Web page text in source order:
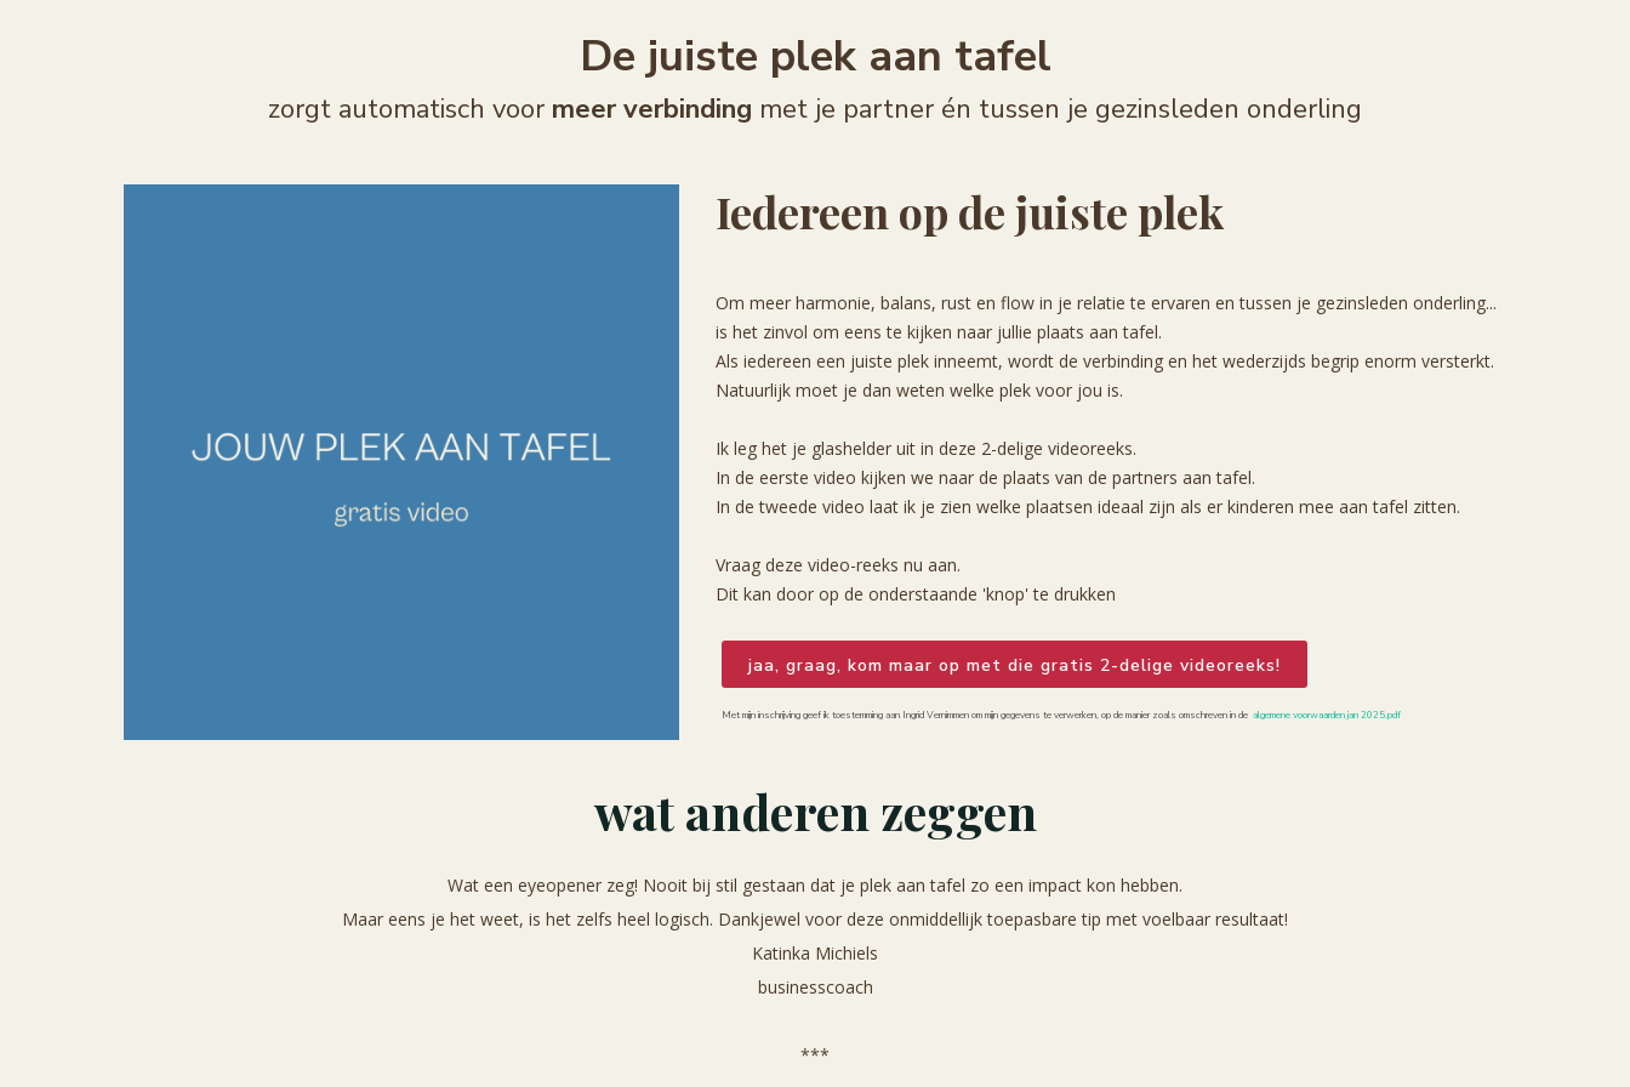
De juiste plek aan tafel
zorgt automatisch voor meer verbinding met je partner én tussen je gezinsleden onderling
Iedereen op de juiste plek
Om meer harmonie, balans, rust en flow in je relatie te ervaren en tussen je gezinsleden onderling...
is het zinvol om eens te kijken naar jullie plaats aan tafel.
Als iedereen een juiste plek inneemt, wordt de verbinding en het wederzijds begrip enorm versterkt.
Natuurlijk moet je dan weten welke plek voor jou is.
Ik leg het je glashelder uit in deze 2-delige videoreeks.
In de eerste video kijken we naar de plaats van de partners aan tafel.
In de tweede video laat ik je zien welke plaatsen ideaal zijn als er kinderen mee aan tafel zitten.
Vraag deze video-reeks nu aan.
Dit kan door op de onderstaande 'knop' te drukken
jaa, graag, kom maar op met die gratis 2-delige videoreeks!
Met mijn inschrijving geef ik toestemming aan Ingrid Vernimmen om mijn gegevens te verwerken, op de manier zoals omschreven in de algemene voorwaarden jan 2025.pdf
wat anderen zeggen
Wat een eyeopener zeg! Nooit bij stil gestaan dat je plek aan tafel zo een impact kon hebben.
Maar eens je het weet, is het zelfs heel logisch. Dankjewel voor deze onmiddellijk toepasbare tip met voelbaar resultaat!
Katinka Michiels
businesscoach
***